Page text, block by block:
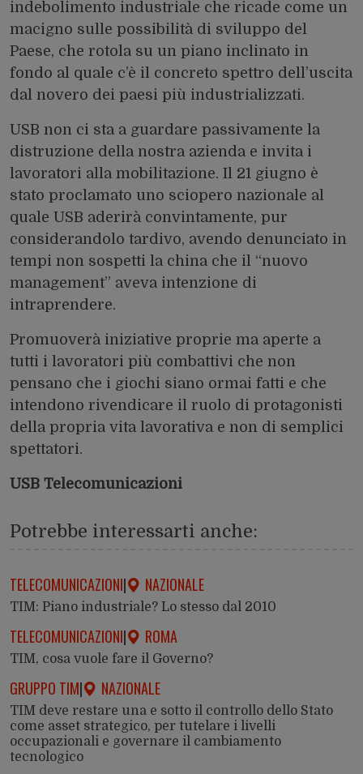
indebolimento industriale che ricade come un
macigno sulle possibilità di sviluppo del
Paese, che rotola su un piano inclinato in
fondo al quale c’è il concreto spettro dell’uscita
dal novero dei paesi più industrializzati.
USB non ci sta a guardare passivamente la
distruzione della nostra azienda e invita i
lavoratori alla mobilitazione. Il 21 giugno è
stato proclamato uno sciopero nazionale al
quale USB aderirà convintamente, pur
considerandolo tardivo, avendo denunciato in
tempi non sospetti la china che il “nuovo
management” aveva intenzione di
intraprendere.
Promuoverà iniziative proprie ma aperte a
tutti i lavoratori più combattivi che non
pensano che i giochi siano ormai fatti e che
intendono rivendicare il ruolo di protagonisti
della propria vita lavorativa e non di semplici
spettatori.
USB Telecomunicazioni
Potrebbe interessarti anche:
TELECOMUNICAZIONI| NAZIONALE
TIM: Piano industriale? Lo stesso dal 2010
TELECOMUNICAZIONI| ROMA
TIM, cosa vuole fare il Governo?
GRUPPO TIM| NAZIONALE
TIM deve restare una e sotto il controllo dello Stato
come asset strategico, per tutelare i livelli
occupazionali e governare il cambiamento
tecnologico